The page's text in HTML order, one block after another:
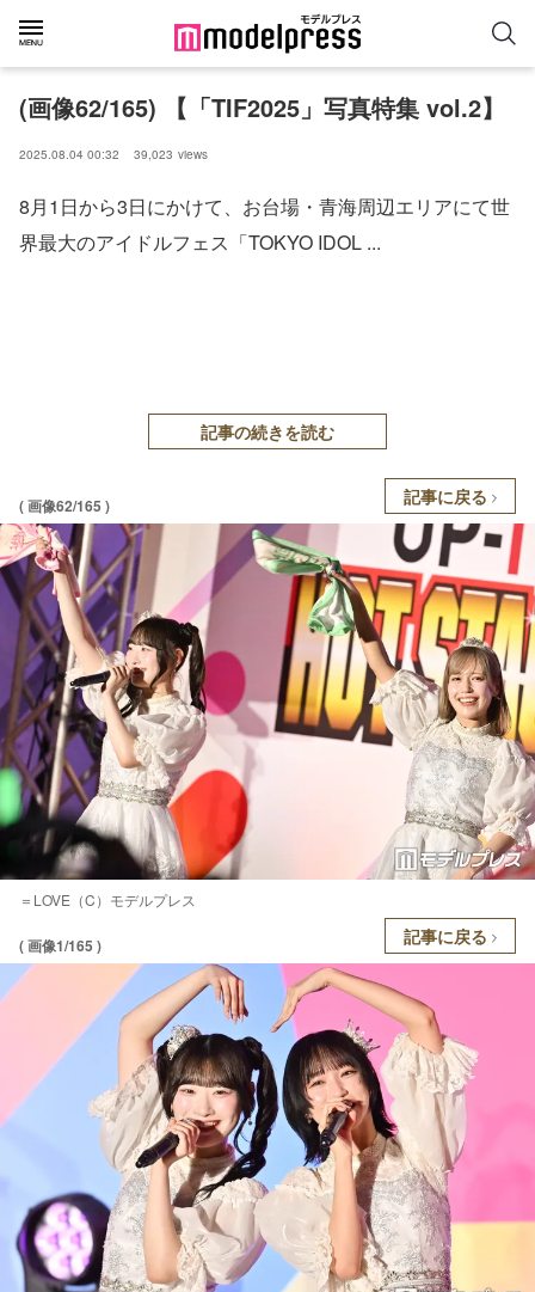
(画像62/165) 【「TIF2025」写真特集 vol.2】
2025.08.04 00:32 39,023 views
8月1日から3日にかけて、お台場・青海周辺エリアにて世
界最大のアイドルフェス「TOKYO IDOL ...
記事の続きを読む
( 画像62/165 ) 記事に戻る
＝LOVE（C）モデルプレス
( 画像1/165 ) 記事に戻る